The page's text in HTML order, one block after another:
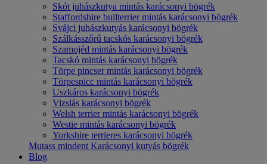
Skót juhászkutya mintás karácsonyi bögrék
Staffordshire bullterrier mintás karácsonyi bögrék
Svájci juhászkutyás karácsonyi bögrék
Szálkásszőrű tacskós karácsonyi bögrék
Szamojéd mintás karácsonyi bögrék
Tacskó mintás karácsonyi bögrék
Törpe pincser mintás karácsonyi bögrék
Törpespicc mintás karácsonyi bögrék
Uszkáros karácsonyi bögrék
Vizslás karácsonyi bögrék
Welsh terrier mintás karácsonyi bögrék
Westie mintás karácsonyi bögrék
Yorkshire terrieres karácsonyi bögrék
Mutass mindent Karácsonyi kutyás bögrék
Blog